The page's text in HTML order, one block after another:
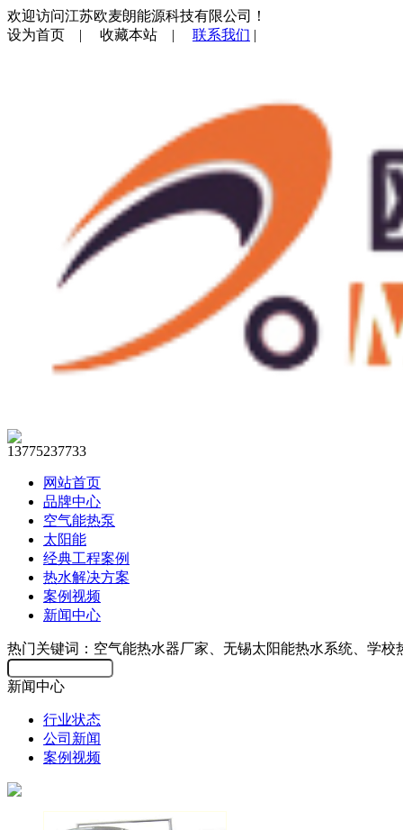
欢迎访问江苏欧麦朗能源科技有限公司！
设为首页 | 收藏本站 | 联系我们 |
13775237733
网站首页
品牌中心
空气能热泵
太阳能
经典工程案例
热水解决方案
案例视频
新闻中心
热门关键词：空气能热水器厂家、无锡太阳能热水系统、学校
新闻中心
行业状态
公司新闻
案例视频